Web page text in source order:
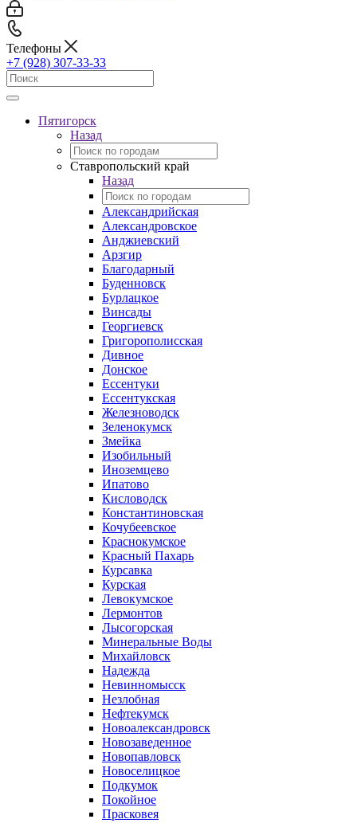
Телефоны
+7 (928) 307-33-33
Пятигорск
Назад
Ставропольский край
Назад
Александрийская
Александровское
Анджиевский
Арзгир
Благодарный
Буденновск
Бурлацкое
Винсады
Георгиевск
Григорополисская
Дивное
Донское
Ессентуки
Ессентукская
Железноводск
Зеленокумск
Змейка
Изобильный
Иноземцево
Ипатово
Кисловодск
Константиновская
Кочубеевское
Краснокумское
Красный Пахарь
Курсавка
Курская
Левокумское
Лермонтов
Лысогорская
Минеральные Воды
Михайловск
Надежда
Невинномысск
Незлобная
Нефтекумск
Новоалександровск
Новозаведенное
Новопавловск
Новоселицкое
Подкумок
Покойное
Прасковея